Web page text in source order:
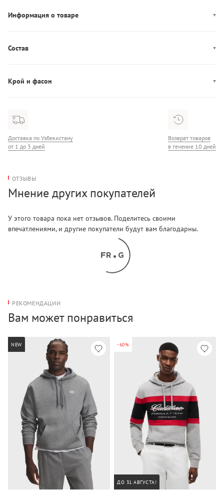
Информация о товаре
Декор: логотип
Длина рукава: длинный
Состав
Крой и фасон
Доставка по Узбекистану
от 1 до 3 дней
Возврат товаров
в течение 10 дней
ОТЗЫВЫ
Мнение других покупателей
У этого товара пока нет отзывов. Поделитесь своими
впечатлениями, и другие покупатели будут вам благодарны.
РЕКОМЕНДАЦИИ
Вам может понравиться
NEW -60%
ДО 31 АВГУСТА!